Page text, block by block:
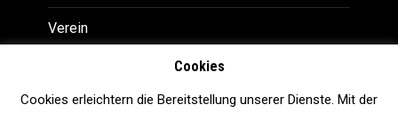
Verein
Impressum
Cookies
Cookies erleichtern die Bereitstellung unserer Dienste. Mit der